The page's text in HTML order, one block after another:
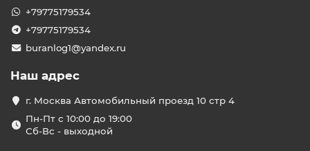
+79775179534
+79775179534
buranlog1@yandex.ru
Наш адрес
г. Москва Автомобильный проезд 10 стр 4
Пн-Пт с 10:00 до 19:00
Сб-Вс - выходной